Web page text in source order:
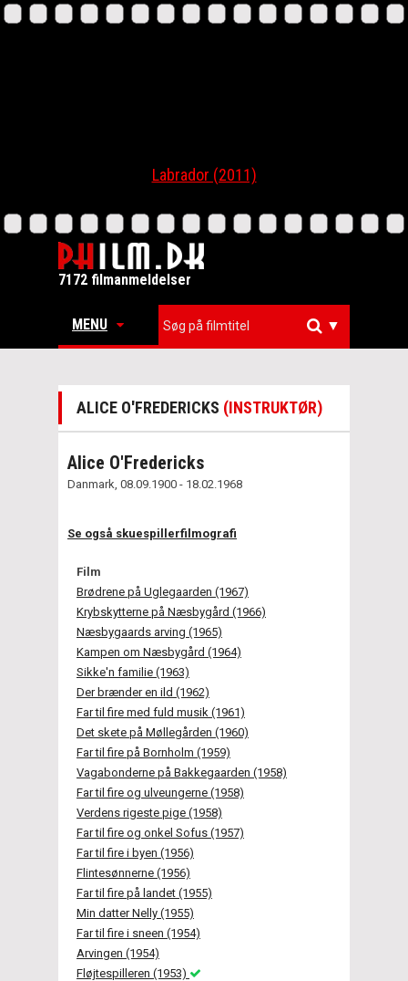
Labrador (2011)
7172 filmanmeldelser
MENU ▼
ALICE O'FREDERICKS (INSTRUKTØR)
Alice O'Fredericks
Danmark, 08.09.1900 - 18.02.1968
Se også skuespillerfilmografi
Film
Brødrene på Uglegaarden (1967)
Krybskytterne på Næsbygård (1966)
Næsbygaards arving (1965)
Kampen om Næsbygård (1964)
Sikke'n familie (1963)
Der brænder en ild (1962)
Far til fire med fuld musik (1961)
Det skete på Møllegården (1960)
Far til fire på Bornholm (1959)
Vagabonderne på Bakkegaarden (1958)
Far til fire og ulveungerne (1958)
Verdens rigeste pige (1958)
Far til fire og onkel Sofus (1957)
Far til fire i byen (1956)
Flintesønnerne (1956)
Far til fire på landet (1955)
Min datter Nelly (1955)
Far til fire i sneen (1954)
Arvingen (1954)
Fløjtespilleren (1953)